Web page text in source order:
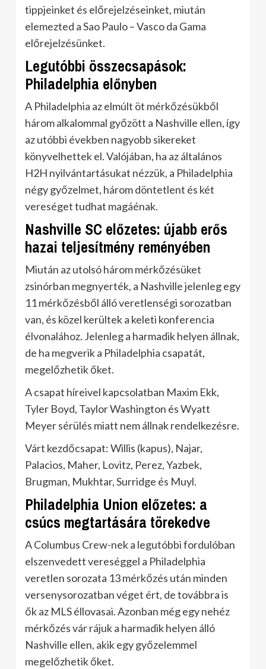
tippjeinket és előrejelzéseinket, miután
elemezted a Sao Paulo – Vasco da Gama
előrejelzésünket.
Legutóbbi összecsapások:
Philadelphia előnyben
A Philadelphia az elmúlt öt mérkőzésükből
három alkalommal győzött a Nashville ellen, így
az utóbbi években nagyobb sikereket
könyvelhettek el. Valójában, ha az általános
H2H nyilvántartásukat nézzük, a Philadelphia
négy győzelmet, három döntetlent és két
vereséget tudhat magáénak.
Nashville SC előzetes: újabb erős
hazai teljesítmény reményében
Miután az utolsó három mérkőzésüket
zsinórban megnyerték, a Nashville jelenleg egy
11 mérkőzésből álló veretlenségi sorozatban
van, és közel kerültek a keleti konferencia
élvonalához. Jelenleg a harmadik helyen állnak,
de ha megverik a Philadelphia csapatát,
megelőzhetik őket.
A csapat híreivel kapcsolatban Maxim Ekk,
Tyler Boyd, Taylor Washington és Wyatt
Meyer sérülés miatt nem állnak rendelkezésre.
Várt kezdőcsapat: Willis (kapus), Najar,
Palacios, Maher, Lovitz, Perez, Yazbek,
Brugman, Mukhtar, Surridge és Muyl.
Philadelphia Union előzetes: a
csúcs megtartására törekedve
A Columbus Crew-nek a legutóbbi fordulóban
elszenvedett vereséggel a Philadelphia
veretlen sorozata 13 mérkőzés után minden
versenysorozatban véget ért, de továbbra is
ők az MLS éllovasai. Azonban még egy nehéz
mérkőzés vár rájuk a harmadik helyen álló
Nashville ellen, akik egy győzelemmel
megelőzhetik őket.